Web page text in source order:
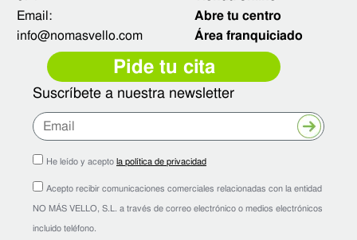
Email:
info@nomasvello.com
Abre tu centro
Área franquiciado
Pide tu cita
Suscríbete a nuestra newsletter
He leído y aceptola política de privacidad
Acepto recibir comunicaciones comerciales relacionadas con la entidad
NO MÁS VELLO, S.L. a través de correo electrónico o medios electrónicos
incluido teléfono.
Enviar